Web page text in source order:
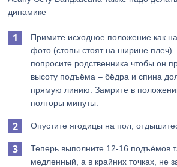
динамике
Примите исходное положение как
фото (стопы стоят на ширине плеч).
попросите родственника чтобы он
высоту подъёма – бёдра и спина
прямую линию. Замрите в
полторы минуты.
Опустите ягодицы на пол,
Теперь выполните 12-16 подъёмов
медленный, а в крайних точках, не